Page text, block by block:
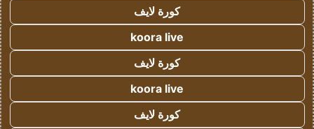
كورة لايف
koora live
كورة لايف
koora live
كورة لايف